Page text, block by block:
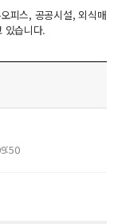
피스, 공공시설, 외식매
있습니다.